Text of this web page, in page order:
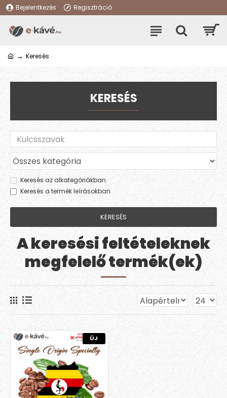
Bejelentkezés Regisztráció
Keresés
KERESÉS
Keresés az alkategóriákban
Keresés a termék leírásokban
KERESÉS
A keresési feltételeknek
megfelelő termék(ek)
ÚJ